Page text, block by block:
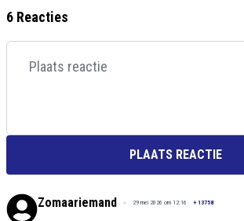
6 Reacties
PLAATS REACTIE
Zomaariemand 29 mei 2026 om 12:16 + 13758